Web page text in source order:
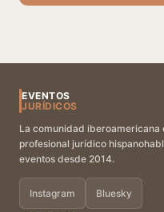
EVENTOS
JURÍDICOS
La comunidad iberoamericana
profesional jurídico
eventos desde 2014.
Instagram Bluesky